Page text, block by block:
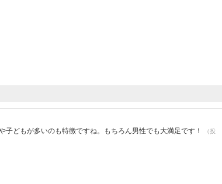
どもが多いのも特徴ですね。もちろん男性でも大満足です！
（投